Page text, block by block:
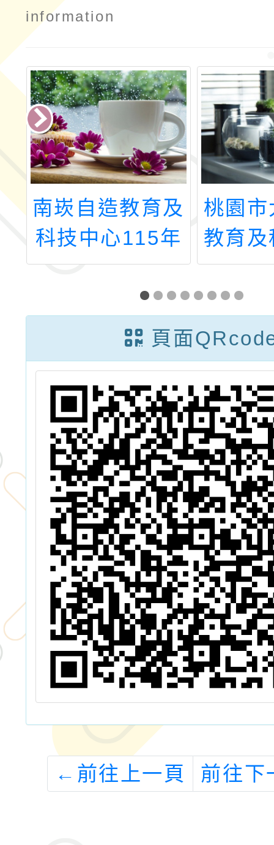
information
南崁自造教育及
科技中心115年
7月份教師增能
桃園
教育
115年
頁面
← 前往上一頁 前往下